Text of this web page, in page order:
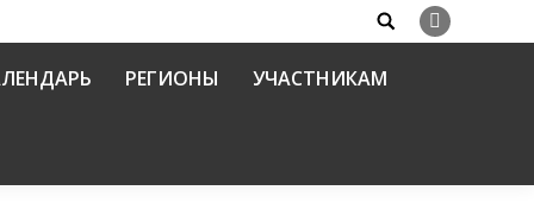
Search:
Вконтакте
РЕГИОНЫ УЧАСТНИКАМ